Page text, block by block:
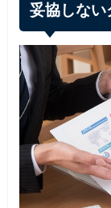
妥協しない